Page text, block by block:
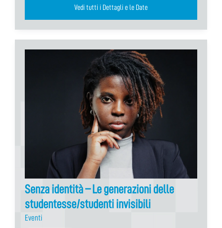
Vedi tutti i Dettagli e le Date
Senza identità – Le generazioni delle
studentesse/studenti invisibili
Eventi